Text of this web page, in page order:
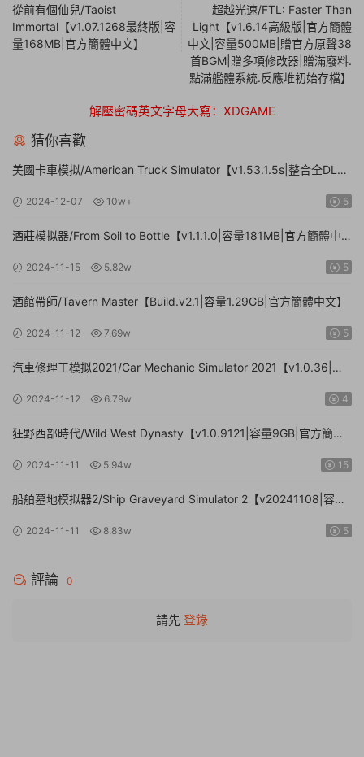
從前有個仙兒/Taoist
Immortal【v1.07.1268最終版|容
量168MB|官方簡體中文】
超越光速/FTL: Faster Than
Light【v1.6.14高級版|官方簡體
中文|容量500MB|贈官方原聲38
首BGM|贈多項修改器|贈滿廢料.
點滿艦體系統.反應堆初始存檔】
解壓密碼英文字母大寫：XDGAME
猜你喜歡
美國卡車模拟/American Truck Simulator【v1.53.1.5s|整合全DLC|
2024-12-07 10w+ 5
酒莊模拟器/From Soil to Bottle【v1.1.1.0|容量181MB|官方簡體中
2024-11-15 5.82w 5
酒館帶師/Tavern Master【Build.v2.1|容量1.29GB|官方簡體中文】
2024-11-12 7.69w 5
汽車修理工模拟2021/Car Mechanic Simulator 2021【v1.0.36|集
2024-11-12 6.79w 4
狂野西部時代/Wild West Dynasty【v1.0.9121|容量9GB|官方簡體
2024-11-11 5.94w 15
船舶墓地模拟器2/Ship Graveyard Simulator 2【v20241108|容量
2024-11-11 8.83w 5
評論 0
請先 登錄